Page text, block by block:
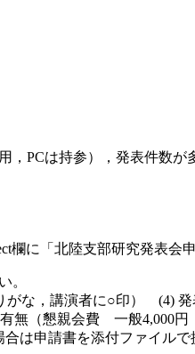
，PCは持参），発表件数
欄に「北陸支部研究発表会
。
な，講演者に○印） (4) 発
無（懇親会費 一般4,000円
は申請書を添付ファイルで